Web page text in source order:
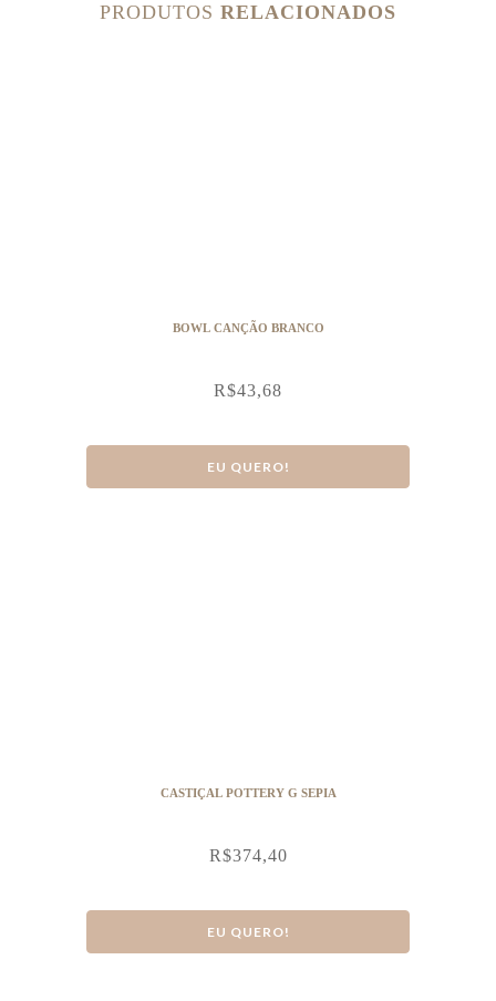
PRODUTOS RELACIONADOS
BOWL CANÇÃO BRANCO
R$43,68
EU QUERO!
CASTIÇAL POTTERY G SEPIA
R$374,40
EU QUERO!